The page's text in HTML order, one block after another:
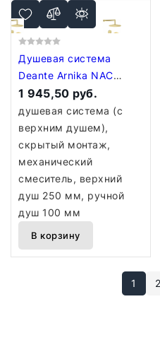
Душевая система
Deante Arnika NAC
R9QP
1 945,50 руб.
душевая система (с
верхним душем),
скрытый монтаж,
механический
смеситель, верхний
душ 250 мм, ручной
душ 100 мм
В корзину
1 2